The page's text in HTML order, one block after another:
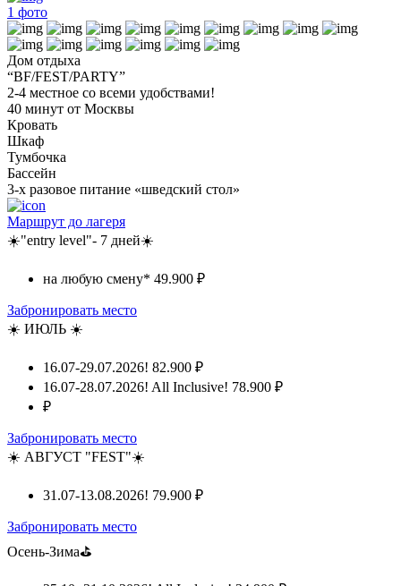
1 фото
Дом отдыха
“BF/FEST/PARTY”
2-4 местное со всеми удобствами!
40 минут от Москвы
Кровать
Шкаф
Тумбочка
Бассейн
3-х разовое питание «шведский стол»
Маршрут до лагеря
☀️"entry level"- 7 дней☀️
на любую смену* 49.900 ₽
Забронировать место
☀️ ИЮЛЬ ☀️
16.07-29.07.2026! 82.900 ₽
16.07-28.07.2026! All Inclusive! 78.900 ₽
₽
Забронировать место
☀️ АВГУСТ "FEST"☀️
31.07-13.08.2026! 79.900 ₽
Забронировать место
Осень-Зима⛳